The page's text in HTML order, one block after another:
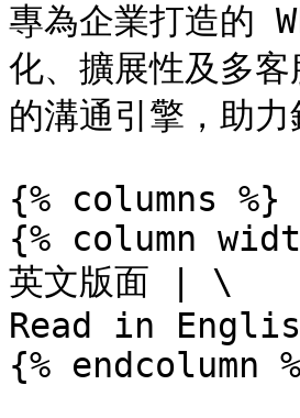
專為企業打造的
化、擴展性及多
的溝通引擎，助
{% columns %}
{% column
英文版面 | \
Read in
{% endcolumn